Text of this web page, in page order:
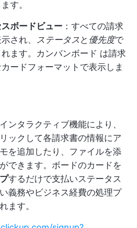
す。
ボードビュー ：すべての請求
され、 ステータス と 優先度で
ます。 カンバンボード は請求
ードフォーマットで表示しま
ンタラクティブ機能により、
ックして各請求書の情報にア
を追加したり、ファイルを添
できます。ボードのカードを
するだけで支払いステータス
義務やビジネス経費の処理プ
ます。